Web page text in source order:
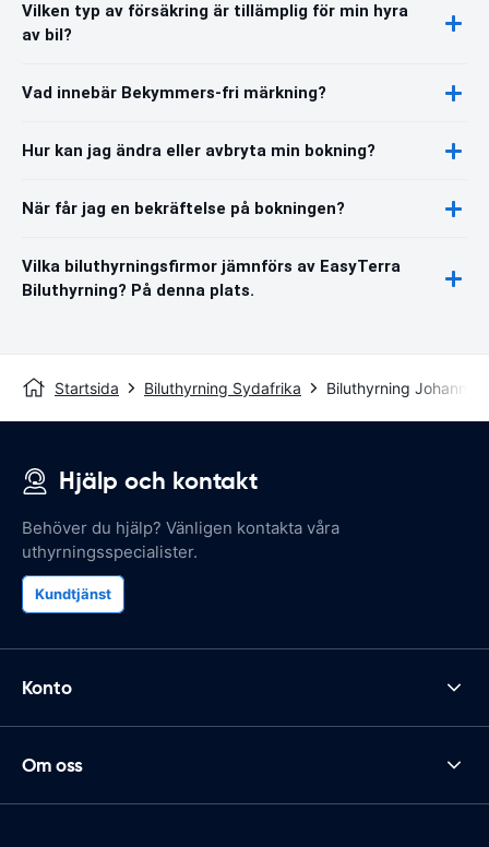
Vilken typ av försäkring är tillämplig för min hyra
av bil?
Vad innebär Bekymmers-fri märkning?
Hur kan jag ändra eller avbryta min bokning?
När får jag en bekräftelse på bokningen?
Vilka biluthyrningsfirmor jämnförs av EasyTerra
Biluthyrning? På denna plats.
Startsida Biluthyrning Sydafrika Biluthyrning
Hjälp och kontakt
Behöver du hjälp? Vänligen kontakta våra
uthyrningsspecialister.
Kundtjänst
Konto
Om oss